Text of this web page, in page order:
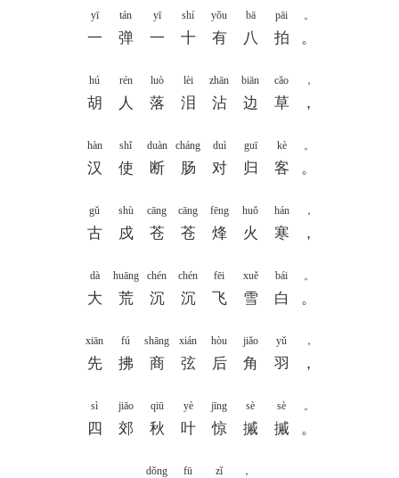
yī
一
tán
弹
yī
一
shí
十
yǒu
有
bā
八
pāi
拍
。
。
hú
胡
rén
人
luò
落
lèi
泪
zhān
沾
biān
边
cǎo
草
，
，
hàn
汉
shǐ
使
duàn
断
cháng
肠
duì
对
guī
归
kè
客
。
。
gǔ
古
shù
戍
cāng
苍
cāng
苍
fēng
烽
huǒ
火
hán
寒
，
，
dà
大
huāng
荒
chén
沉
chén
沉
fēi
飞
xuě
雪
bái
白
。
。
xiān
先
fú
拂
shāng
商
xián
弦
hòu
后
jiǎo
角
yǔ
羽
，
，
sì
四
jiāo
郊
qiū
秋
yè
叶
jīng
惊
sè
摵
sè
摵
。
。
dǒng fū zǐ ，